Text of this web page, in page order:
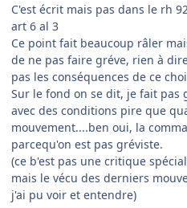
C'est écrit mais pas dans le rh
art 6 al 3
Ce point fait beaucoup râler
de ne pas faire gréve, rien à
pas les conséquences de ce
Sur le fond on se dit, je fait pas
avec des conditions pire que
mouvement....ben oui, la
parcequ'on est pas gréviste.
(ce b'est pas une critique
mais le vécu des derniers
j'ai pu voir et entendre)